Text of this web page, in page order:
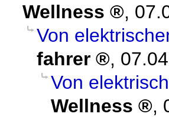
Wellness
,
Von
fahrer
,
Von
Wellness
,